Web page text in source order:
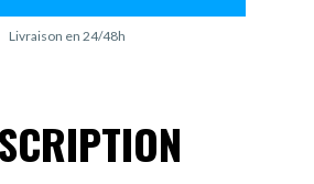
Livraison en 24/48h